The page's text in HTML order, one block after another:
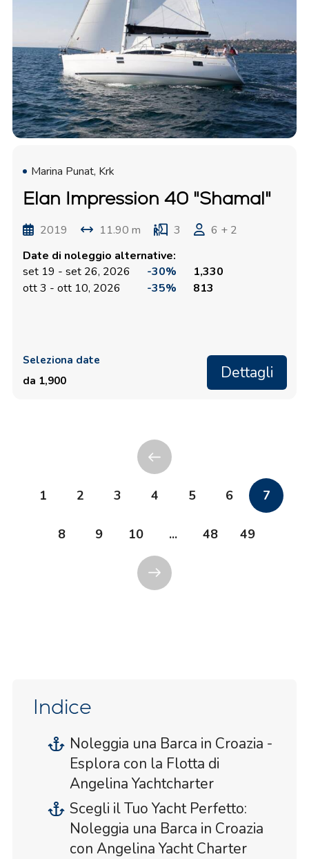
Marina Punat, Krk
Elan Impression 40 "Shamal"
2019 11.90 m 3
6 + 2
Date di noleggio alternative:
set 19 - set 26, 2026
-30%
1,330
ott 3 - ott 10, 2026
-35% 813
Seleziona date
da 1,900
Dettagli
1 2 3 4 5 6 7
8 9 10 ... 48 49
Indice
Noleggia una Barca in Croazia -
Esplora con la Flotta di
Angelina Yachtcharter
Scegli il Tuo Yacht Perfetto:
Noleggia una Barca in Croazia
con Angelina Yacht Charter